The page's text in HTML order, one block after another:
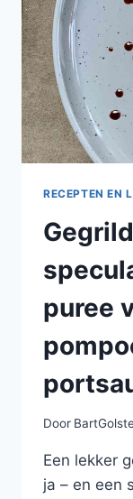
RECEPTEN EN
puree
Door
Een lekker
ja – en een